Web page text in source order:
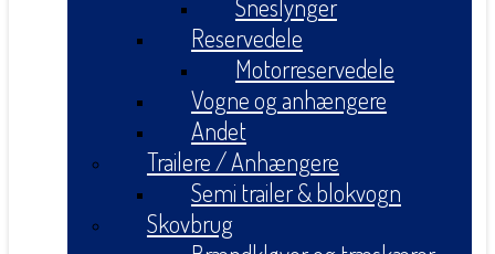
Sneslynger
Reservedele
Motorreservedele
Vogne og anhængere
Andet
Trailere / Anhængere
Semi trailer & blokvogn
Skovbrug